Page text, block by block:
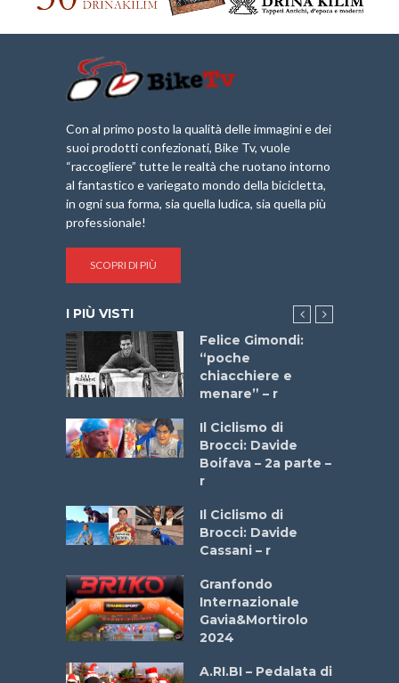
Con al primo posto la qualità delle immagini e dei
suoi prodotti confezionati, Bike Tv, vuole
“raccogliere” tutte le realtà che ruotano intorno
al fantastico e variegato mondo della bicicletta,
in ogni sua forma, sia quella ludica, sia quella più
professionale!
SCOPRI DI PIÙ
I PIÙ VISTI
Felice Gimondi:
“poche
chiacchiere e
menare” – r
Il Ciclismo di
Brocci: Davide
Boifava – 2a parte –
r
Il Ciclismo di
Brocci: Davide
Cassani – r
Granfondo
Internazionale
Gavia&Mortirolo
2024
A.RI.BI – Pedalata di